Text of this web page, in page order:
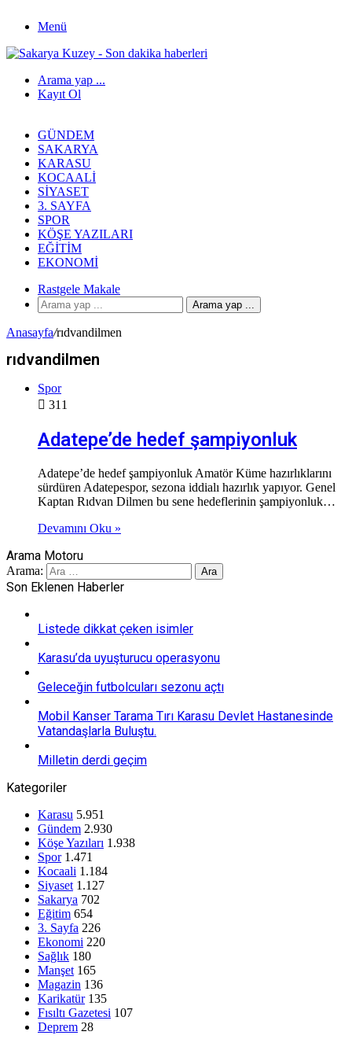
Menü
Arama yap ...
Kayıt Ol
GÜNDEM
SAKARYA
KARASU
KOCAALI
SIYASET
3. SAYFA
SPOR
KÖŞE YAZILARI
EĞITIM
EKONOMI
Rastgele Makale
Arama yap ...
Anasayfa/rıdvandilmen
rıdvandilmen
Spor
311
Adatepe’de hedef şampiyonluk
Adatepe’de hedef şampiyonluk Amatör Küme hazırlıklarını
sürdüren Adatepespor, sezona iddialı hazırlık yapıyor. Genel
Kaptan Rıdvan Dilmen bu sene hedeflerinin şampiyonluk…
Devamını Oku »
Arama Motoru
Arama:
Son Eklenen Haberler
Listede dikkat çeken isimler
Karasu’da uyuşturucu operasyonu
Geleceğin futbolcuları sezonu açtı
Mobil Kanser Tarama Tırı Karasu Devlet Hastanesinde
Vatandaşlarla Buluştu.
Milletin derdi geçim
Kategoriler
Karasu 5.951
Gündem 2.930
Köşe Yazıları 1.938
Spor 1.471
Kocaali 1.184
Siyaset 1.127
Sakarya 702
Eğitim 654
3. Sayfa 226
Ekonomi 220
Sağlık 180
Manşet 165
Magazin 136
Karikatür 135
Fısıltı Gazetesi 107
Deprem 28